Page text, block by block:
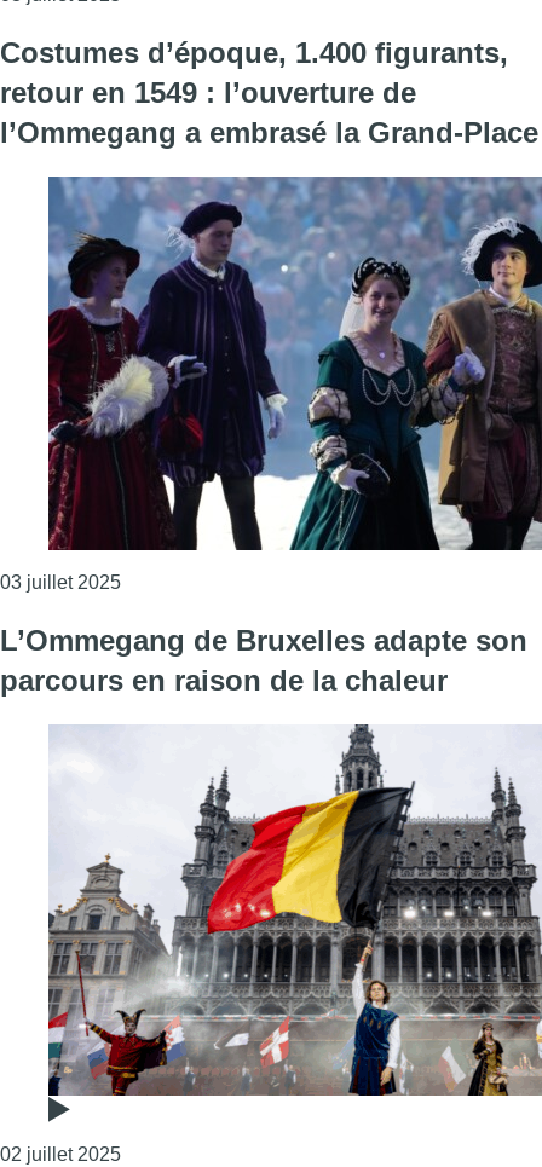
Costumes d’époque, 1.400 figurants,
retour en 1549 : l’ouverture de
l’Ommegang a embrasé la Grand-Place
03 juillet 2025Consulter l'article "Costumes d’époque, 1.400
L’Ommegang de Bruxelles adapte son
parcours en raison de la chaleur
02 juillet 2025Consulter l'article "L’Ommegang de Bruxelles